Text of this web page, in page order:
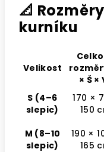
📐
kurníku
Velikost
× Š ×
S (4–6
slepic)
170 ×
150
M (8–10
slepic)
190 ×
165